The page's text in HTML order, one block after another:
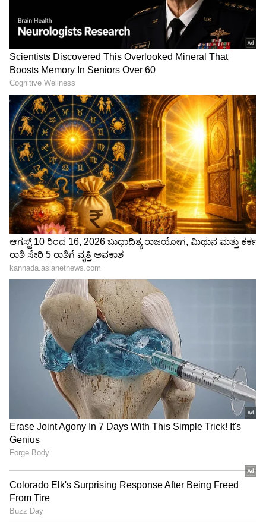
ಕಾರ್ಡ್‌ದಾರರಿಗೆ ರಾಜ್ಯ
ಸರ್ಕಾರದಿಂದ ಬಿಗ್ ಶಾಕ್, 14
ಸಾವಿರ ಕಾರ್ಡ್‌ಗಳಿಗೆ ಕೋಕ್!
Nagarbhavi schoking:
ಬಿರಿಯಾನಿಗೆ ಚಟ್ನಿ ಕೊಡದಿದ್ದಕ್ಕೆ
ಸಿಬ್ಬಂದಿಗೆ ಹಿಗ್ಗಾಮುಗ್ಗಾ ಥಳಿಸಿದ
LATEST VIDEOS
"ರಾಜಕೀಯ ಬೇಡ, ಸಿನಿಮಾನೇ ಪ್ರಾಣ":
ಕನಕೋತ್ಸವದಲ್ಲಿ ರಿಷಬ್ ಶೆಟ್ಟಿ | Rishab
Shetty speech | Suvarna News
ಶೇ.50 ರಿಂದ ಶೇ.18 ಕ್ಕೆ TAX ಇಳಿಕೆ: ಮೋದಿ-
ಟ್ರಂಪ್ ಐತಿಹಾಸಿಕ ಒಪ್ಪಂದ | India US
Trade Deal | Party Rounds